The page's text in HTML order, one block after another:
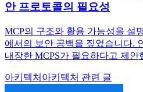
안 프로토콜의 필요성
MCP의 구조와 활용 가능성을 설
에서의 보안 공백을 짚었습니다.
내장한 MCPS가 필요하다고 제안
아키텍처 아키텍처 관련 글